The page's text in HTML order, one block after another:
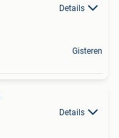
Details
Gisteren
Details